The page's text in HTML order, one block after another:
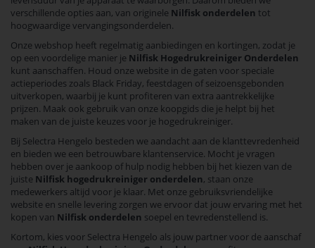
verschillende opties aan, van originele Nilfisk onderdelen tot
hoogwaardige vervangingsonderdelen.
Onze webshop heeft regelmatig aanbiedingen en kortingen, zodat je
op een voordelige manier je Nilfisk Hogedrukreiniger Onderdelen
kunt aanschaffen. Houd onze website in de gaten voor speciale
actieperiodes zoals Black Friday, feestdagen of seizoensgebonden
uitverkopen, waarbij je kunt profiteren van extra aantrekkelijke
prijzen. Maak ook gebruik van onze koopgids die je helpt bij het
maken van de juiste keuzes voor je hogedrukreiniger.
Bij Selectra Hengelo besteden we aandacht aan de klanttevredenheid
en bieden we een betrouwbare klantenservice. Mocht je vragen
hebben over je aankoop of hulp nodig hebben bij het kiezen van de
juiste Nilfisk hogedrukreiniger onderdelen, staan onze
medewerkers altijd voor je klaar. Met onze gebruiksvriendelijke
website en snelle levering zorgen we ervoor dat jouw ervaring met het
kopen van Nilfisk onderdelen soepel en tevredenstellend is.
Kortom, kies voor Selectra Hengelo als jouw partner voor de aanschaf